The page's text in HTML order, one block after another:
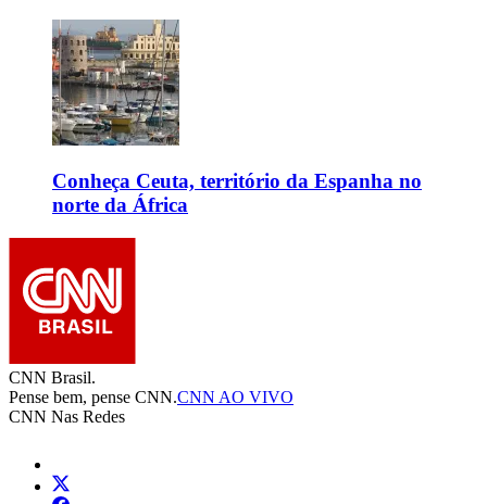
Conheça Ceuta, território da Espanha no
norte da África
CNN Brasil.
Pense bem, pense CNN.CNN AO VIVO
CNN Nas Redes